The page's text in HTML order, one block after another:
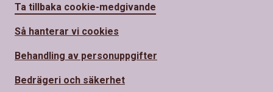
Ta tillbaka cookie-medgivande
Så hanterar vi cookies
Behandling av personuppgifter
Bedrägeri och säkerhet